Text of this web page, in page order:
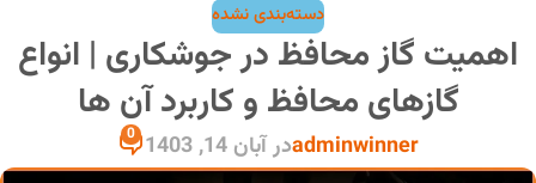
دسته‌بندی نشده
اهمیت گاز محافظ در جوشکاری | انواع
گازهای محافظ و کاربرد آن ها
adminwinnerدر آبان 14, 1403 0